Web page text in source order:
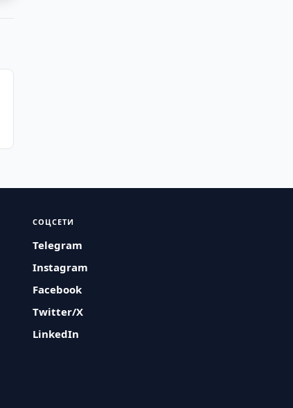
СОЦСЕТИ
Telegram
Instagram
Facebook
Twitter/X
LinkedIn